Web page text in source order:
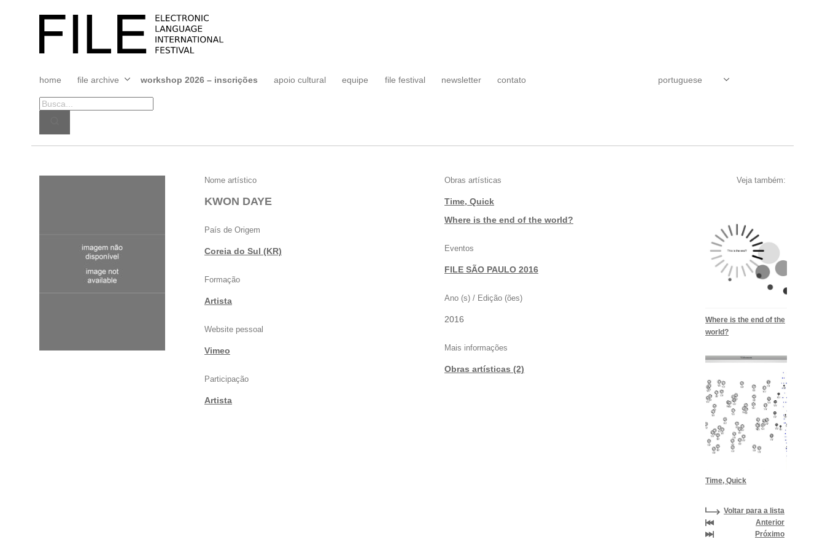
FILE
FESTIVAL
home file archive
Abrir
menu
workshop 2026 – inscrições apoio cultural equipe file festival newsletter contato
Nome artístico
KWON DAYE
País de Origem
Coreia do Sul (KR)
Formação
Artista
Website pessoal
Vimeo
Participação
Artista
Obras artísticas
Time, Quick
|Where is the end of the world?
Eventos
FILE SÃO PAULO 2016
Ano (s) / Edição (ões)
2016
Mais informações
Obras artísticas (2)
Veja também:
Where is the end of the
world?
Time, Quick
Voltar para a lista
Anterior
Próximo